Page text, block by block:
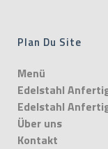
Plan Du Site
Menü
Edelstahl
Edelstahl
Über uns
Kontakt